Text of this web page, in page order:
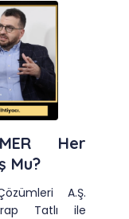
Her
Mu?
A.Ş.
Tatlı ile